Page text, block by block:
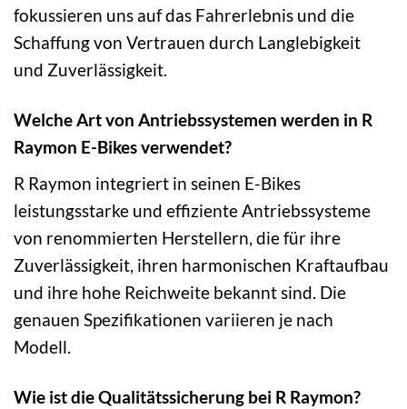
fokussieren uns auf das Fahrerlebnis und die
Schaffung von Vertrauen durch Langlebigkeit
und Zuverlässigkeit.
Welche Art von Antriebssystemen werden in R
Raymon E-Bikes verwendet?
R Raymon integriert in seinen E-Bikes
leistungsstarke und effiziente Antriebssysteme
von renommierten Herstellern, die für ihre
Zuverlässigkeit, ihren harmonischen Kraftaufbau
und ihre hohe Reichweite bekannt sind. Die
genauen Spezifikationen variieren je nach
Modell.
Wie ist die Qualitätssicherung bei R Raymon?